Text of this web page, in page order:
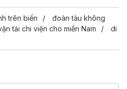
trên biển
đoàn tàu không
tải chi viện cho miền Nam
di